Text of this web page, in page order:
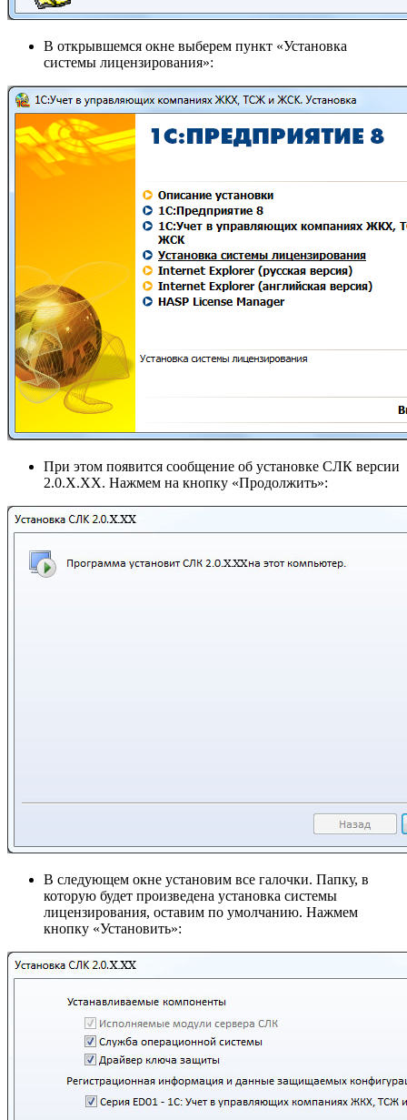
В открывшемся окне выберем пункт «Установка
системы лицензирования»:
При этом появится сообщение об установке СЛК версии
2.0.Х.ХХ. Нажмем на кнопку «Продолжить»:
В следующем окне установим все галочки. Папку, в
которую будет произведена установка системы
лицензирования, оставим по умолчанию. Нажмем
кнопку «Установить»: